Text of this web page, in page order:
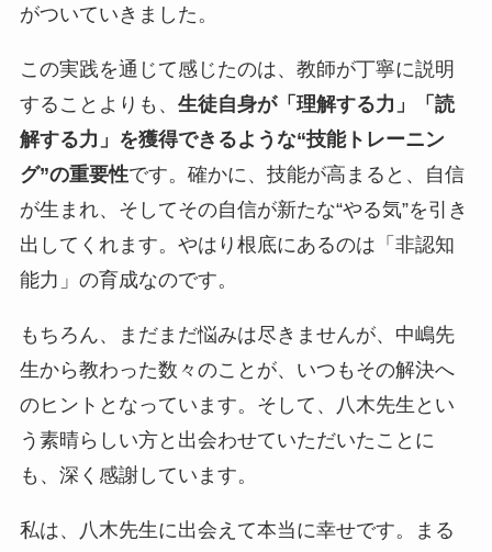
がついていきました。
この実践を通じて感じたのは、教師が丁寧に説明
することよりも、 生徒自身が「理解する力」「読
解する力」を獲得できるような“技能トレーニン
グ”の重要性です。確かに、技能が高まると、自信
が生まれ、そしてその自信が新たな“やる気”を引き
出してくれます。やはり根底にあるのは「非認知
能力」の育成なのです。
もちろん、まだまだ悩みは尽きませんが、中嶋先
生から教わった数々のことが、いつもその解決へ
のヒントとなっています。そして、八木先生とい
う素晴らしい方と出会わせていただいたことに
も、深く感謝しています。
私は、八木先生に出会えて本当に幸せです。まる